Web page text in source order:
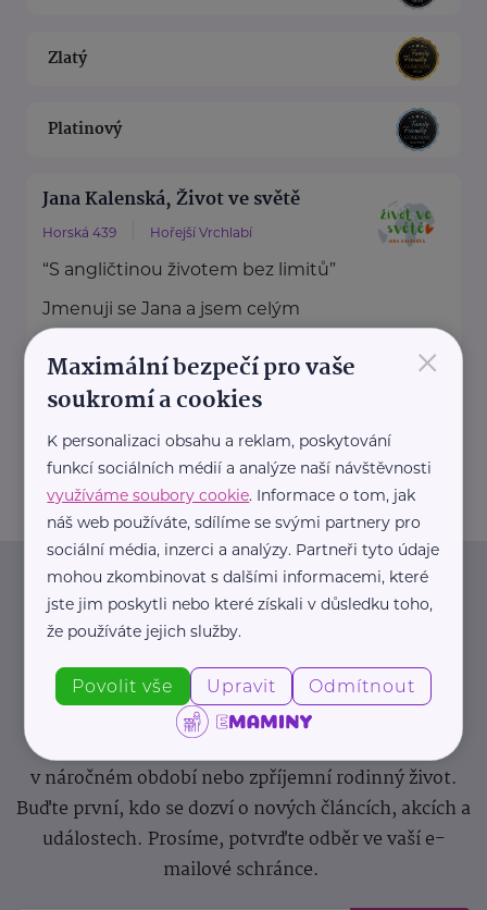
Zlatý
Platinový
Jana Kalenská, Život ve světě
Horská 439 Hořejší Vrchlabí
“S angličtinou životem bez limitů”
Jmenuji se Jana a jsem celým
https://www.zivotvesvete.cz/
jana@zivotvesvete.cz
Newsletter
podpora pro rodiče i sdílení zkušeností. Takový je
Newsletter webu eMaminy.cz. Přihlaste se k jeho
odběru a čtěte o tématech, které vám pomohou
v náročném období nebo zpříjemní rodinný život.
Buďte první, kdo se dozví o nových článcích, akcích a
událostech. Prosíme, potvrďte odběr ve vaší e-
mailové schránce.
×
Maximální bezpečí pro vaše
soukromí a cookies
K personalizaci obsahu a reklam, poskytování
funkcí sociálních médií a analýze naší návštěvnosti
využíváme soubory cookie. Informace o tom, jak
náš web používáte, sdílíme se svými partnery pro
sociální média, inzerci a analýzy. Partneři tyto údaje
mohou zkombinovat s dalšími informacemi, které
jste jim poskytli nebo které získali v důsledku toho,
že používáte jejich služby.
Povolit vše Upravit Odmítnout